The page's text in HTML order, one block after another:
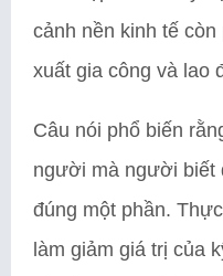
cảnh nền kinh tế
xuất gia công và lao
Câu nói phổ biến
người mà người biết
đúng một phần.
làm giảm giá trị của